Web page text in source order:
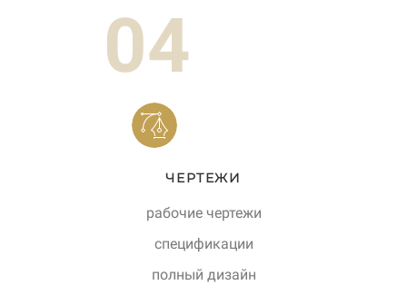
04
ЧЕРТЕЖИ
рабочие чертежи
спецификации
полный дизайн